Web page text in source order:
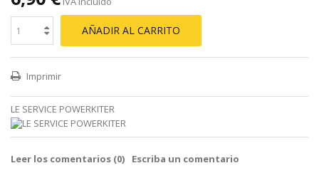
AÑADIR AL CARRITO
Imprimir
LE SERVICE POWERKITER
Leer los comentarios (0) Escriba un comentario